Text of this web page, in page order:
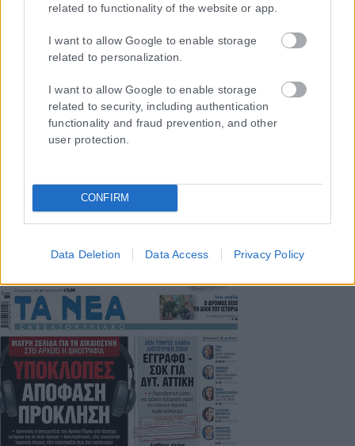
related to functionality of the website or app.
I want to allow Google to enable storage
related to personalization.
I want to allow Google to enable storage
related to security, including authentication
functionality and fraud prevention, and other
user protection.
CONFIRM
Data Deletion Data Access Privacy Policy
επέκταση η ιστοσελίδα που κατέχει αυτή “www.karfitsa.gr”
συμμορφώνονται με τη Σύσταση (ΕΕ) 2018/334 της Επιτροπής της
1ης Μαρτίου 2018 σχετικά με τα μέτρα για την αποτελεσματική
αντιμετώπιση του παράνομου περιεχομένου στο διαδίκτυο (L 63).
ΤΑ ΠΡΩΤΟΣΕΛΙΔΑ ΣΗΜΕΡΑ